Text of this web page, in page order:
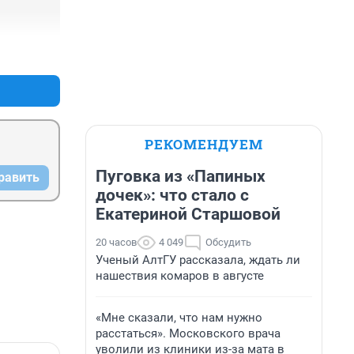
РЕКОМЕНДУЕМ
Пуговка из «Папиных
дочек»: что стало с
Екатериной Старшовой
20 часов 4 049 Обсудить
Ученый АлтГУ рассказала, ждать ли
нашествия комаров в августе
«Мне сказали, что нам нужно
расстаться». Московского врача
уволили из клиники из-за мата в